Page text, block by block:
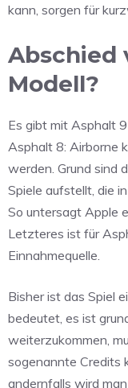
kann, sorgen für
Abschied
Modell?
Es gibt mit Asphalt
Asphalt 8: Airborne
werden. Grund sind
Spiele aufstellt, die
So untersagt Apple
Letzteres ist für
Einnahmequelle.
Bisher ist das Spiel
bedeutet, es ist
weiterzukommen,
sogenannte Credits
andernfalls wird